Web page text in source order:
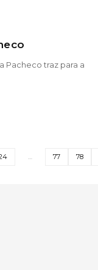
Pacheco traz para a
… 77 78